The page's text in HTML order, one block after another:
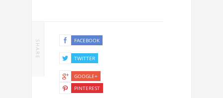
SHARE FACEBOOK
TWITTER
GOOGLE+
PINTEREST